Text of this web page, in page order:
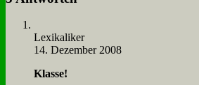
Le­xi­ka­li­ker
14. Dezember 2008
Klas­se!